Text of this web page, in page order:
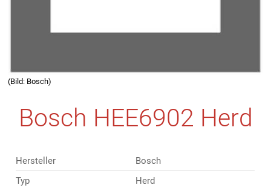
(Bild: Bosch)
Bosch HEE6902 Herd
Hersteller
Bosch
Typ
Herd